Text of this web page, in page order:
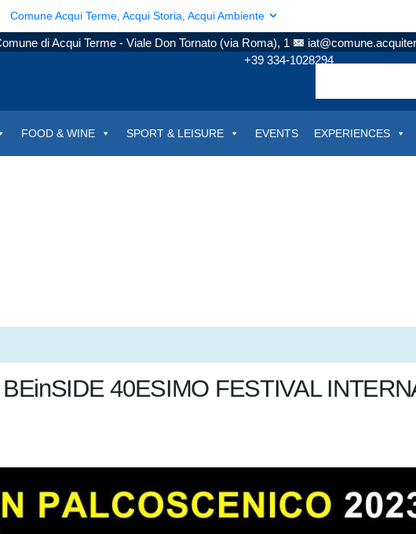
Comune Acqui Terme, Acqui Storia, Acqui Ambiente
di Acqui Terme - Viale Don Tornato (via Roma), 1
+39 334-1028294
FOOD & WINE SPORT & LEISURE EVENTS EXPERIENCES
40ESIMO FESTIVAL